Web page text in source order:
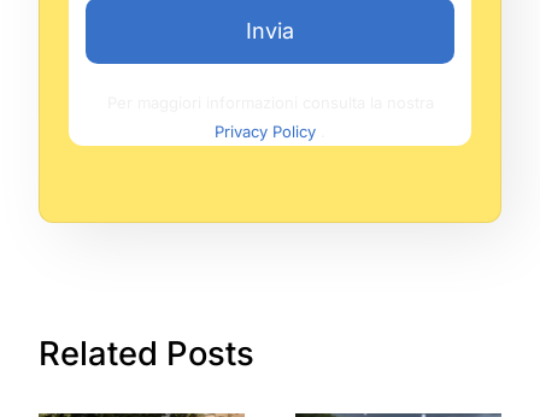
Invia
Privacy Policy
Related Posts